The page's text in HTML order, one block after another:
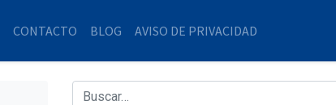
CONTACTO BLOG AVISO DE PRIVACIDAD